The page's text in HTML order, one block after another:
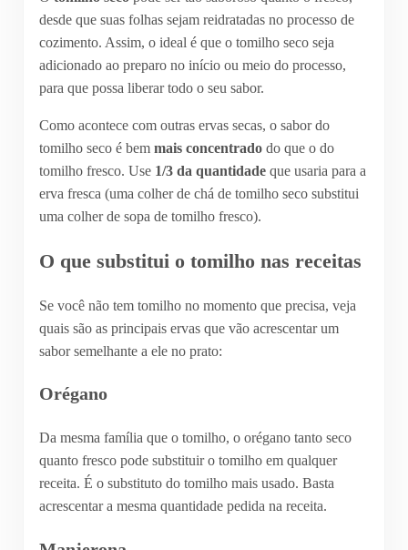
desde que suas folhas sejam reidratadas no processo de
cozimento. Assim, o ideal é que o tomilho seco seja
adicionado ao preparo no início ou meio do processo,
para que possa liberar todo o seu sabor.
Como acontece com outras ervas secas, o sabor do
tomilho seco é bem mais concentradodo que o do
tomilho fresco. Use 1/3 da quantidadeque usaria para a
erva fresca (uma colher de chá de tomilho seco substitui
uma colher de sopa de tomilho fresco).
O que substitui o tomilho nas receitas
Se você não tem tomilho no momento que precisa, veja
quais são as principais ervas que vão acrescentar um
sabor semelhante a ele no prato:
Orégano
Da mesma família que o tomilho, o orégano tanto seco
quanto fresco pode substituir o tomilho em qualquer
receita. É o substituto do tomilho mais usado. Basta
acrescentar a mesma quantidade pedida na receita.